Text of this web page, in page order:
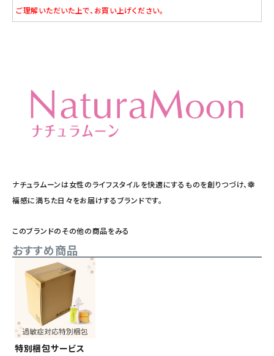
ご理解いただいた上で、お買い上げください。
ナチュラムーンは女性のライフスタイルを快適にするものを創りつづけ、幸
福感に満ちた日々をお届けするブランドです。
このブランドのその他の商品をみる
おすすめ商品
特別梱包サービス